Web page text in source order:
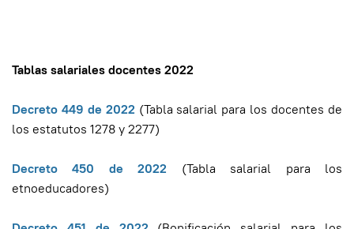
Tablas salariales docentes 2022
Decreto 449 de 2022 (Tabla salarial para los docentes de
los estatutos 1278 y 2277)
Decreto 450 de 2022
(Tabla salarial para los
etnoeducadores)